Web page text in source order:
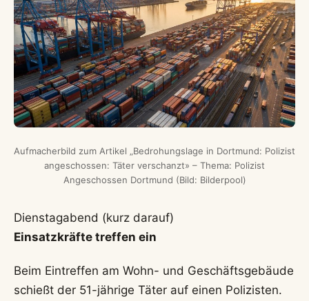
Aufmacherbild zum Artikel „Bedrohungslage in Dortmund: Polizist
angeschossen: Täter verschanzt» – Thema: Polizist
Angeschossen Dortmund (Bild: Bilderpool)
Dienstagabend (kurz darauf)
Einsatzkräfte treffen ein
Beim Eintreffen am Wohn- und Geschäftsgebäude
schießt der 51-jährige Täter auf einen Polizisten.